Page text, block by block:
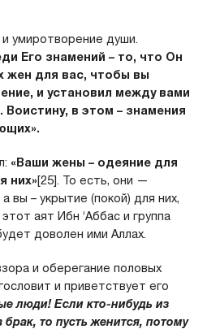
и умиротворение души.
Его знамений – то, что Он
жен для вас, чтобы вы
и установил между вами
в этом – знамения
«Ваши жены – одеяние для
них»[25]. То есть, они —
вы – укрытие (покой) для них,
аят Ибн ‘Аббас и группа
доволен ими Аллах.
и оберегание половых
и приветствует его
люди! Если кто-нибудь из
брак, то пусть женится, потому